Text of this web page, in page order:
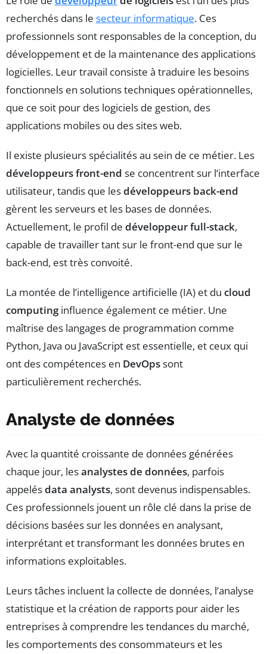
recherchés dans le secteur informatique. Ces
professionnels sont responsables de la conception, du
développement et de la maintenance des applications
logicielles. Leur travail consiste à traduire les besoins
fonctionnels en solutions techniques opérationnelles,
que ce soit pour des logiciels de gestion, des
applications mobiles ou des sites web.
Il existe plusieurs spécialités au sein de ce métier. Les
développeurs front-end se concentrent sur l’interface
utilisateur, tandis que lesdéveloppeurs back-end
gèrent les serveurs et les bases de données.
Actuellement, le profil de développeur full-stack,
capable de travailler tant sur le front-end que sur le
back-end, est très convoité.
La montée de l’intelligence artificielle (IA) et du cloud
computinginfluence également ce métier. Une
maîtrise des langages de programmation comme
Python, Java ou JavaScript est essentielle, et ceux qui
ont des compétences en DevOpssont
particulièrement recherchés.
Analyste de données
Avec la quantité croissante de données générées
chaque jour, lesanalystes de données, parfois
appelésdata analysts, sont devenus indispensables.
Ces professionnels jouent un rôle clé dans la prise de
décisions basées sur les données en analysant,
interprétant et transformant les données brutes en
informations exploitables.
Leurs tâches incluent la collecte de données, l’analyse
statistique et la création de rapports pour aider les
entreprises à comprendre les tendances du marché,
les comportements des consommateurs et les